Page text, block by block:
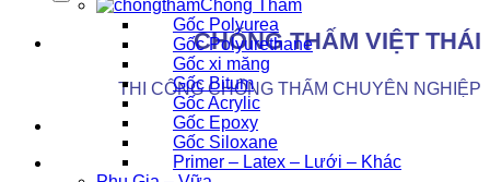
CHỐNG THẤM VIỆT THÁI
THI CÔNG CHỐNG THẤM CHUYÊN NGHIỆP
Chống Thấm
Gốc Polyurea
Gốc Polyurethane
Gốc xi măng
Gốc Bitum
Gốc Acrylic
Gốc Epoxy
Gốc Siloxane
Primer – Latex – Lưới – Khác